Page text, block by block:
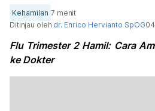
Kehamilan 7 menit
Ditinjau oleh dr. Enrico Hervianto SpOG
Flu Trimester 2 Hamil: Cara
ke Dokter